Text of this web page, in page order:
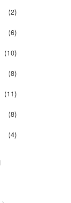
(2)
(6)
(10)
(8)
(11)
(8)
(4)